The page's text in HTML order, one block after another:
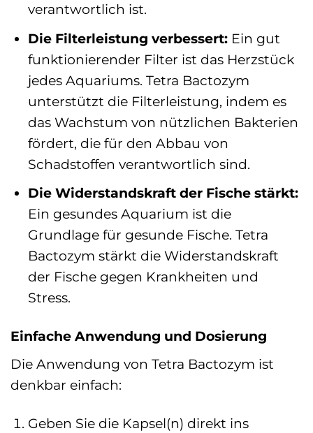
verantwortlich ist.
Die Filterleistung verbessert:Ein gut
funktionierender Filter ist das Herzstück
jedes Aquariums. Tetra Bactozym
unterstützt die Filterleistung, indem es
das Wachstum von nützlichen Bakterien
fördert, die für den Abbau von
Schadstoffen verantwortlich sind.
Die Widerstandskraft der Fische stärkt:
Ein gesundes Aquarium ist die
Grundlage für gesunde Fische. Tetra
Bactozym stärkt die Widerstandskraft
der Fische gegen Krankheiten und
Stress.
Einfache Anwendung und Dosierung
Die Anwendung von Tetra Bactozym ist
denkbar einfach:
Geben Sie die Kapsel(n) direkt ins